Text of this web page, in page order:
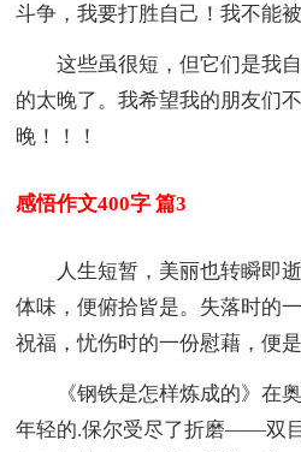
斗争，我要打胜自己！我不能
这些虽很短，但它们是我自
的太晚了。我希望我的朋友们
晚！！！
感悟作文400字 篇3
人生短暂，美丽也转瞬即逝
体味，便俯拾皆是。失落时的
祝福，忧伤时的一份慰藉，便
《钢铁是怎样炼成的》在奥
年轻的.保尔受尽了折磨——双